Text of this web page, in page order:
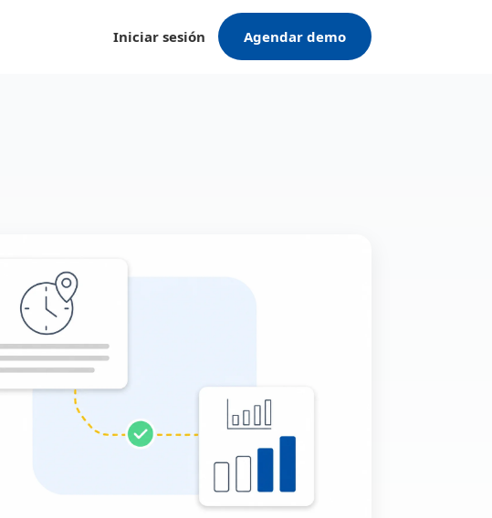
Iniciar sesión Agendar demo